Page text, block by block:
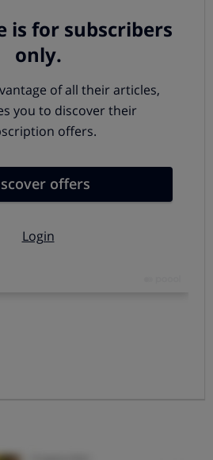
una conexión doméstica
teléfono fijo y a veces
de50 euros al mes.
usuarios fieles:la mitad jamás
.
y fibra que solo operan en
(R en Galicia, Telecable en
R, que encabeza el ranking de
ámbito nacional vence
más que la compañía